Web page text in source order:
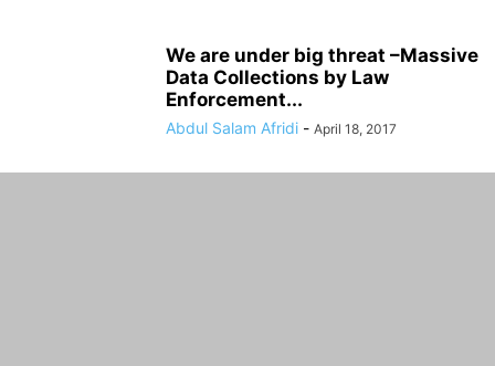
We are under big threat –Massive
Data Collections by Law
Enforcement...
Abdul Salam Afridi - April 18, 2017